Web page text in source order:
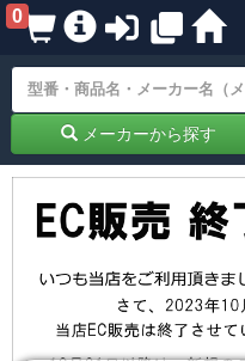
0
メーカーから探す